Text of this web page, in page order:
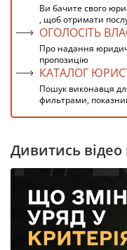
Ви бачите свого
, щоб отримати
ОГОЛОСІТЬ
Про надання
пропозицію
КАТАЛОГ
Пошук виконавця
фильтрами,
Дивитись відео